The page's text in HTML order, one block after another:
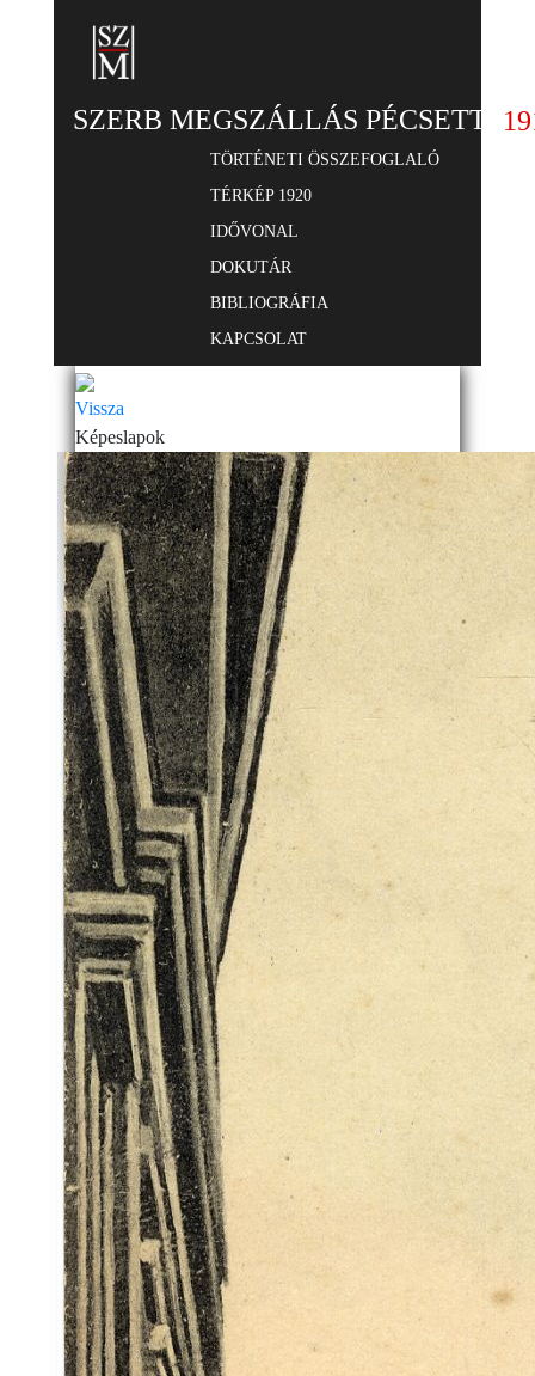
SZERB MEGSZÁLLÁS PÉCSETT
TÖRTÉNETI ÖSSZEFOGLALÓ
TÉRKÉP 1920
IDŐVONAL
DOKUTÁR
BIBLIOGRÁFIA
KAPCSOLAT
Vissza
Képeslapok